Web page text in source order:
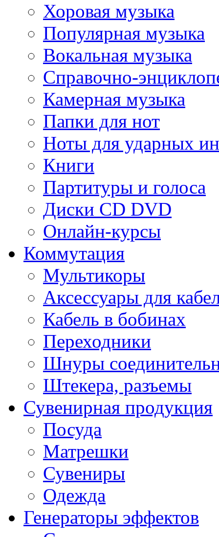
Хоровая музыка
Популярная музыка
Вокальная музыка
Справочно-
Камерная музыка
Папки для нот
Ноты для ударных
Книги
Партитуры и голоса
Диски CD DVD
Онлайн-курсы
Коммутация
Мультикоры
Аксессуары для
Кабель в бобинах
Переходники
Шнуры
Штекера, разъемы
Сувенирная продукция
Посуда
Матрешки
Сувениры
Одежда
Генераторы эффектов